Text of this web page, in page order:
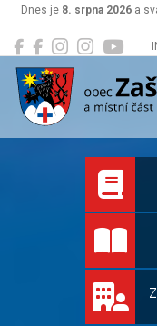
Dnes je 8. srpna 2026 a
Zašová